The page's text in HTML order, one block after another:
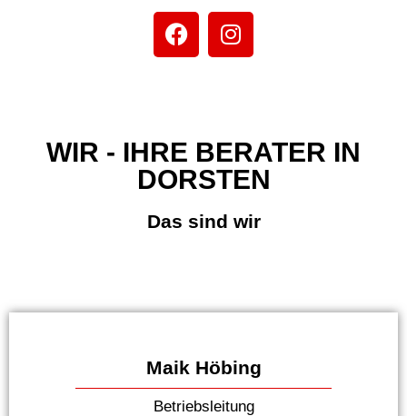
WIR - IHRE BERATER IN
DORSTEN
Das sind wir
Maik Höbing
Betriebsleitung